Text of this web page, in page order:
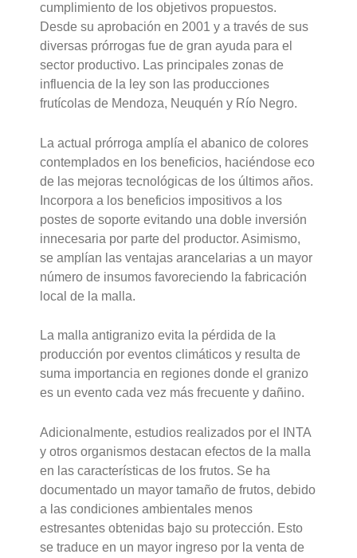
cumplimiento de los objetivos propuestos.
Desde su aprobación en 2001 y a través de sus
diversas prórrogas fue de gran ayuda para el
sector productivo. Las principales zonas de
influencia de la ley son las producciones
frutícolas de Mendoza, Neuquén y Río Negro.
La actual prórroga amplía el abanico de colores
contemplados en los beneficios, haciéndose eco
de las mejoras tecnológicas de los últimos años.
Incorpora a los beneficios impositivos a los
postes de soporte evitando una doble inversión
innecesaria por parte del productor. Asimismo,
se amplían las ventajas arancelarias a un mayor
número de insumos favoreciendo la fabricación
local de la malla.
La malla antigranizo evita la pérdida de la
producción por eventos climáticos y resulta de
suma importancia en regiones donde el granizo
es un evento cada vez más frecuente y dañino.
Adicionalmente, estudios realizados por el INTA
y otros organismos destacan efectos de la malla
en las características de los frutos. Se ha
documentado un mayor tamaño de frutos, debido
a las condiciones ambientales menos
estresantes obtenidas bajo su protección. Esto
se traduce en un mayor ingreso por la venta de